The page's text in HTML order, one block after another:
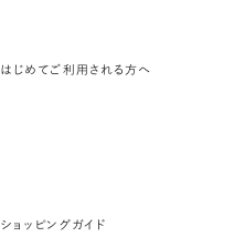
はじめてご利用される方へ
ショッピングガイド